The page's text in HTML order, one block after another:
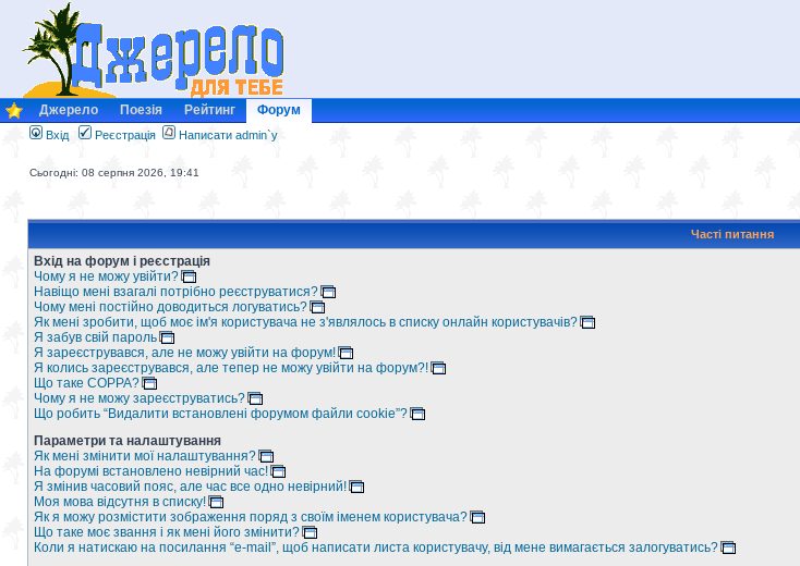
Джерело Поезія Рейтинг Форум
Вхід Реєстрація Написати admin`у
Сьогодні: 08 серпня 2026, 19:41
Часті питання
Вхід на форум і реєстрація
Чому я не можу увійти?
Навіщо мені взагалі потрібно реєструватися?
Чому мені постійно доводиться логуватись?
Як мені зробити, щоб моє ім'я користувача не з'являлось в списку онлайн користувачів?
Я забув свій пароль
Я зареєструвався, але не можу увійти на форум!
Я колись зареєструвався, але тепер не можу увійти на форум?!
Що таке COPPA?
Чому я не можу зареєструватись?
Що робить “Видалити встановлені форумом файли cookie”?
Параметри та налаштування
Як мені змінити мої налаштування?
На форумі встановлено невірний час!
Я змінив часовий пояс, але час все одно невірний!
Моя мова відсутня в списку!
Як я можу розмістити зображення поряд з своїм іменем користувача?
Що таке моє звання і як мені його змінити?
Коли я натискаю на посилання “e-mail”, щоб написати листа користувачу, від мене вимагається залогуватись?